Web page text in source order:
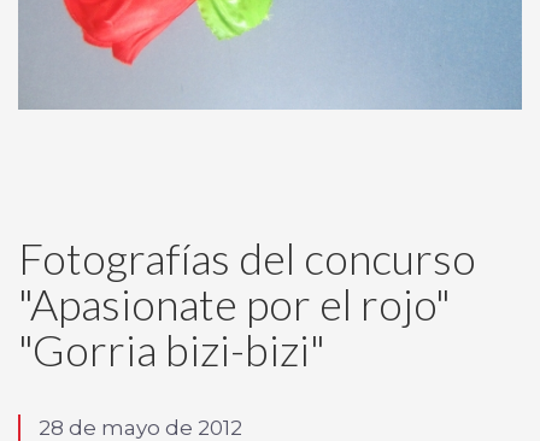
Fotografías del concurso
"Apasionate por el rojo"
"Gorria bizi-bizi"
28 de mayo de 2012